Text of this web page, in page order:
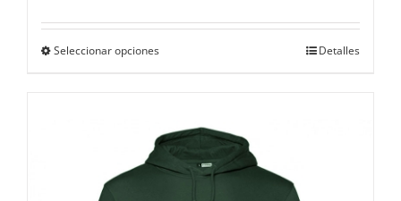
Seleccionar opciones
variantes.
Las
opciones
se
Detalles